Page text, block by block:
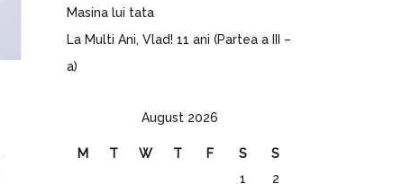
Masina lui tata
La Multi Ani, Vlad! 11 ani (Partea a III –
a)
August 2026
M T W T F S
S
1
2